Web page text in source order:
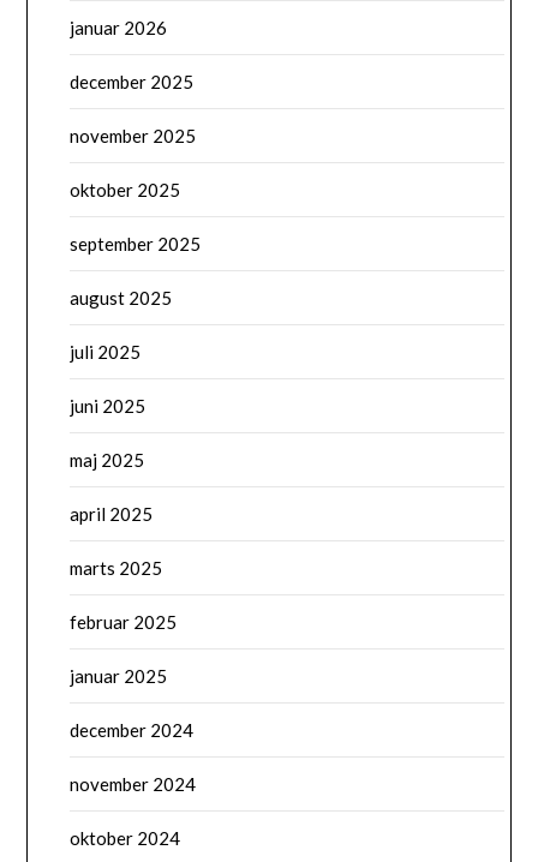
januar 2026
december 2025
november 2025
oktober 2025
september 2025
august 2025
juli 2025
juni 2025
maj 2025
april 2025
marts 2025
februar 2025
januar 2025
december 2024
november 2024
oktober 2024